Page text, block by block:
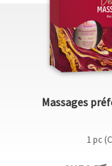
Massages
1 pc